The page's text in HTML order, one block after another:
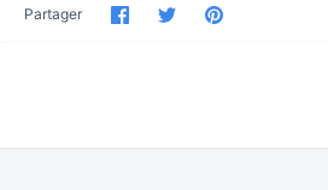
Partager Partager
sur
PartagerÉpinglez-